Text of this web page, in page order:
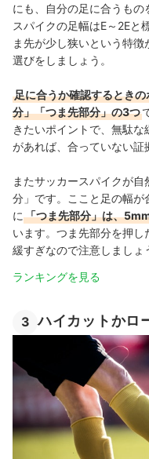
にも、自分の足に合うも
スパイクの足幅はE～2Eと
ま先が少し狭いという特
選びをしましょう。
足に合うか確認するとき
分」「つま先部分」の3つ
きたいポイントで、無駄
があれば、合っていない証
またサッカースパイクが
分」です。ここと足の幅
に 「つま先部分」は、
います。つま先部分を押
緩すぎなので注意しましょ
ランキングを見る
3 ハイカットかロ